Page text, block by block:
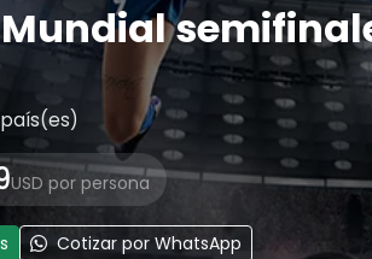
país(es)
USD por persona
Cotizar por WhatsApp